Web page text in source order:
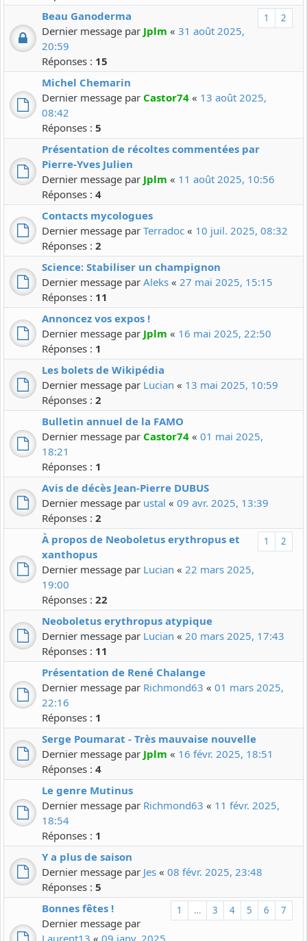
1 2
Beau Ganoderma
Dernier message par Jplm « 31 août 2025,
20:59
Réponses : 15
Michel Chemarin
Dernier message par Castor74 « 13 août 2025,
08:42
Réponses : 5
Présentation de récoltes commentées par
Pierre-Yves Julien
Dernier message par Jplm « 11 août 2025, 10:56
Réponses : 4
Contacts mycologues
Dernier message par Terradoc « 10 juil. 2025, 08:32
Réponses : 2
Science: Stabiliser un champignon
Dernier message par Aleks « 27 mai 2025, 15:15
Réponses : 11
Annoncez vos expos !
Dernier message par Jplm « 16 mai 2025, 22:50
Réponses : 1
Les bolets de Wikipédia
Dernier message par Lucian « 13 mai 2025, 10:59
Réponses : 2
Bulletin annuel de la FAMO
Dernier message par Castor74 « 01 mai 2025,
18:21
Réponses : 1
Avis de décès Jean-Pierre DUBUS
Dernier message par ustal « 09 avr. 2025, 13:39
Réponses : 2
1 2
À propos de Neoboletus erythropus et
xanthopus
Dernier message par Lucian « 22 mars 2025,
19:00
Réponses : 22
Neoboletus erythropus atypique
Dernier message par Lucian « 20 mars 2025, 17:43
Réponses : 11
Présentation de René Chalange
Dernier message par Richmond63 « 01 mars 2025,
22:16
Réponses : 1
Serge Poumarat - Très mauvaise nouvelle
Dernier message par Jplm « 16 févr. 2025, 18:51
Réponses : 4
Le genre Mutinus
Dernier message par Richmond63 « 11 févr. 2025,
18:54
Réponses : 1
Y a plus de saison
Dernier message par Jes « 08 févr. 2025, 23:48
Réponses : 5
1 … 3 4 5 6 7
Bonnes fêtes !
Dernier message par
Laurent13 « 09 janv. 2025,